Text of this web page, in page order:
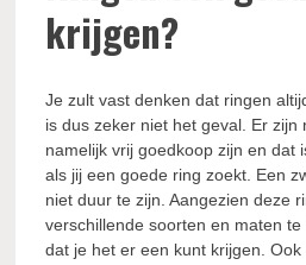
krijgen?
Je zult vast denken dat ringen
is dus zeker niet het geval. Er zijn
namelijk vrij goedkoop zijn en dat
als jij een goede ring zoekt. Een
niet duur te zijn. Aangezien deze
verschillende soorten en maten
dat je het er een kunt krijgen.